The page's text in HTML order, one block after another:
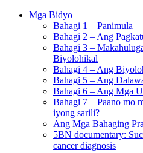
Mga Bidyo
Bahagi 1 – Panimula
Bahagi 2 – Ang
Bahagi 3 –
Biyolohikal
Bahagi 4 – Ang
Bahagi 5 – Ang
Bahagi 6 – Ang Mga
Bahagi 7 – Paano mo
iyong sarili?
Ang Mga Bahaging
5BN documentary:
cancer diagnosis